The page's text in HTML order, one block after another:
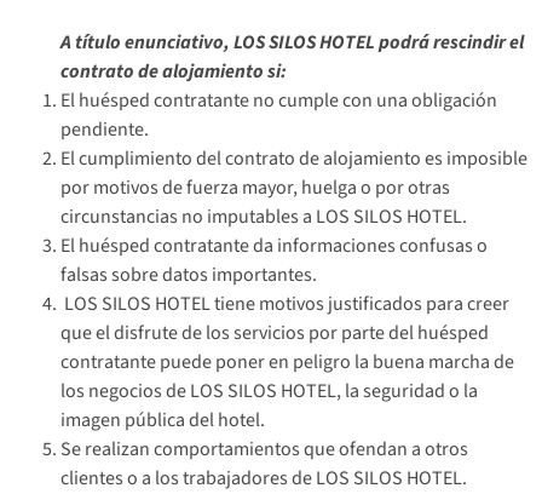
A título enunciativo, LOS SILOS HOTEL podrá rescindir el
contrato de alojamiento si:
El huésped contratante no cumple con una obligación
pendiente.
El cumplimiento del contrato de alojamiento es imposible
por motivos de fuerza mayor, huelga o por otras
circunstancias no imputables a LOS SILOS HOTEL.
El huésped contratante da informaciones confusas o
falsas sobre datos importantes.
LOS SILOS HOTEL tiene motivos justificados para creer
que el disfrute de los servicios por parte del huésped
contratante puede poner en peligro la buena marcha de
los negocios de LOS SILOS HOTEL, la seguridad o la
imagen pública del hotel.
Se realizan comportamientos que ofendan a otros
clientes o a los trabajadores de LOS SILOS HOTEL.